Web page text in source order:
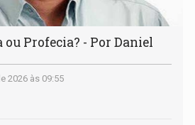
Profecia? - Por Daniel
2026 às 09:55